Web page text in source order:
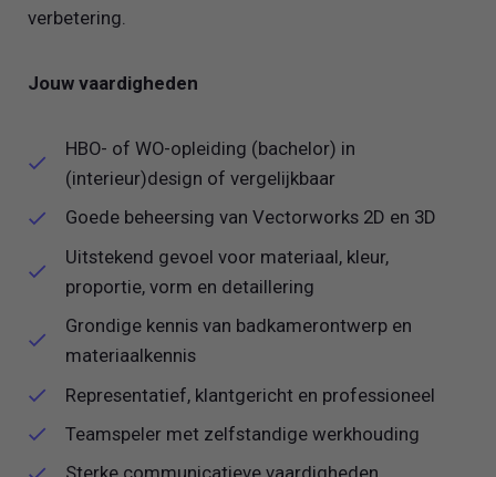
verbetering.
Jouw vaardigheden
HBO- of WO-opleiding (bachelor) in
(interieur)design of vergelijkbaar
Goede beheersing van Vectorworks 2D en 3D
Uitstekend gevoel voor materiaal, kleur,
proportie, vorm en detaillering
Grondige kennis van badkamerontwerp en
materiaalkennis
Representatief, klantgericht en professioneel
Teamspeler met zelfstandige werkhouding